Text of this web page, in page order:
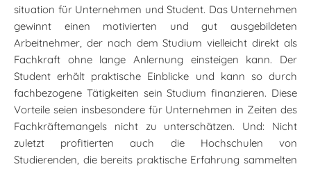
situation für Unternehmen und Student. Das Unternehmen
gewinnt einen motivierten und gut ausgebildeten
Arbeitnehmer, der nach dem Studium vielleicht direkt als
Fachkraft ohne lange Anlernung einsteigen kann. Der
Student erhält praktische Einblicke und kann so durch
fachbezogene Tätigkeiten sein Studium finanzieren. Diese
Vorteile seien insbesondere für Unternehmen in Zeiten des
Fachkräftemangels nicht zu unterschätzen. Und: Nicht
zuletzt profitierten auch die Hochschulen von
Studierenden, die bereits praktische Erfahrung sammelten